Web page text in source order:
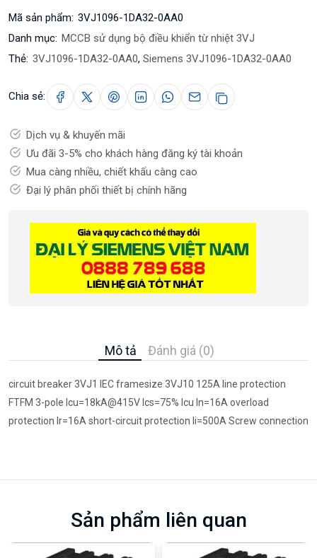
Mã sản phẩm: 3VJ1096-1DA32-0AA0
Danh mục: MCCB sử dụng bộ điều khiển từ nhiệt 3VJ
Thẻ: 3VJ1096-1DA32-0AA0, Siemens 3VJ1096-1DA32-0AA0
Chia sẻ:
Dịch vụ & khuyến mãi
Ưu đãi 3-5% cho khách hàng đăng ký tài khoản
Mua càng nhiều, chiết khấu càng cao
Đại lý phân phối thiết bị chính hãng
Mô tả Đánh giá (0)
circuit breaker 3VJ1 IEC framesize 3VJ10 125A line protection
FTFM 3-pole Icu=18kA@415V Ics=75% Icu In=16A overload
protection Ir=16A short-circuit protection Ii=500A Screw connection
Sản phẩm liên quan